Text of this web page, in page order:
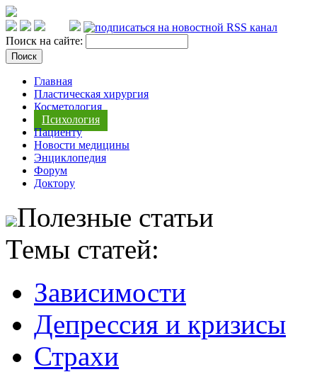
Поиск на сайте:
Главная
Пластическая хирургия
Косметология
Психология
Пациенту
Новости медицины
Энциклопедия
Форум
Доктору
Полезные статьи
Темы статей:
Зависимости
Депрессия и кризисы
Страхи